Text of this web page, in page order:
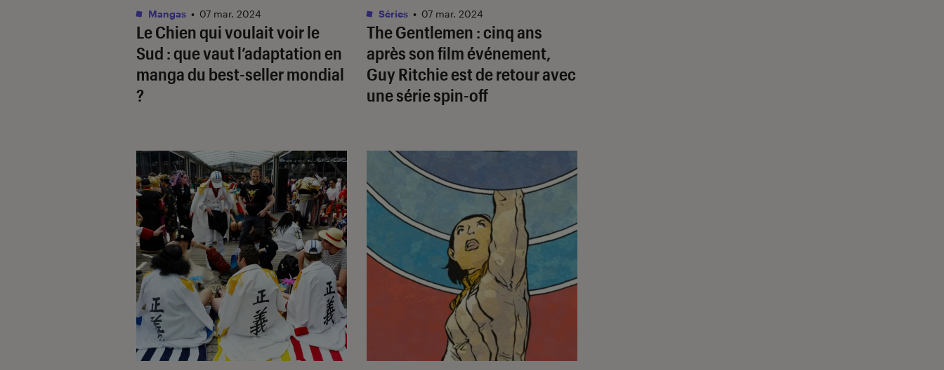
Le Chien qui voulait voir le
Sud : que vaut l’adaptation en
manga du best-seller mondial
?
Mangas • 07 mar. 2024
The Gentlemen : cinq ans
après son film événement,
Guy Ritchie est de retour avec
une série spin-off
Séries • 07 mar. 2024